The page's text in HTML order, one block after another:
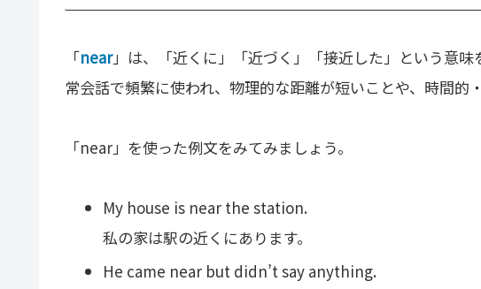
「near」は、「近くに」「近づく」「接近した」という意
常会話で頻繁に使われ、物理的な距離が短いことや、時間的
「near」を使った例文をみてみましょう。
My house is near the station.
私の家は駅の近くにあります。
He came near but didn’t say anything.